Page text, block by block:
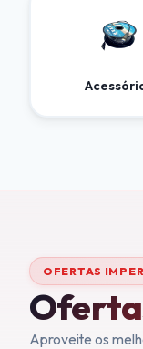
OFERTAS
Aproveite os